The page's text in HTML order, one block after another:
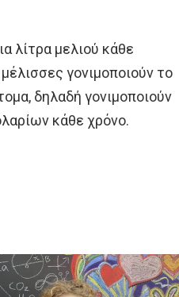
λίτρα μελιού κάθε
γονιμοποιούν το
δηλαδή γονιμοποιούν
κάθε χρόνο.